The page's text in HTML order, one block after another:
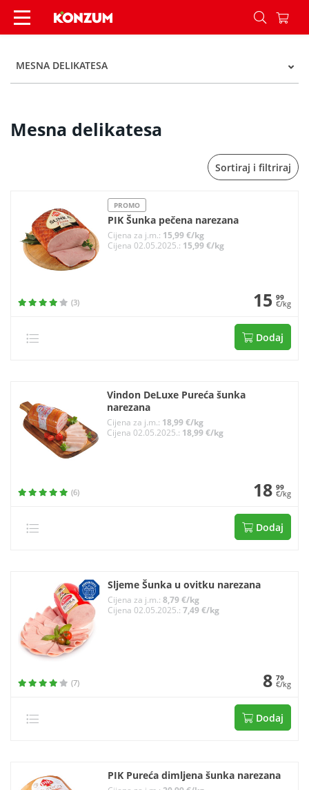
Mesna delikatesa - Kategorije - Konzum
MESNA DELIKATESA
Mesna delikatesa
Sortiraj i filtriraj
PROMO
PIK Šunka pečena narezana
Cijena za j.m.: 15,99 €/kg
Cijena 02.05.2025.: 15,99 €/kg
(3) 15 99
€/kg
Dodaj
Vindon DeLuxe Pureća šunka
narezana
Cijena za j.m.: 18,99 €/kg
Cijena 02.05.2025.: 18,99 €/kg
(6) 18 99
€/kg
Dodaj
Sljeme Šunka u ovitku narezana
Cijena za j.m.: 8,79 €/kg
Cijena 02.05.2025.: 7,49 €/kg
(7) 8 79
€/kg
Dodaj
PIK Pureća dimljena šunka narezana